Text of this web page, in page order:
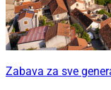
Zabava za sve